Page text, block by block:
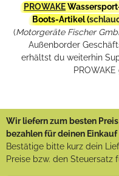
PROWAKE
Boots-Artikel (
(Motorgeräte Fischer
Außenborder
erhältst du weiterhin
Wir liefern zum besten
bezahlen für deinen
Bestätige bitte kurz dein
Preise bzw. den Steuersatz